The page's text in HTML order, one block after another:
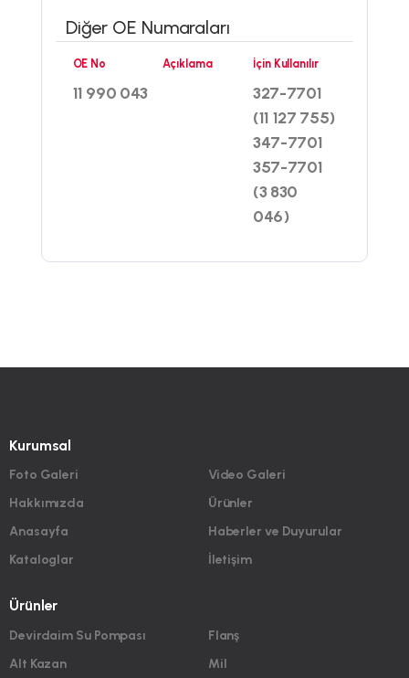
Diğer OE Numaraları
OE No
11 990 043
Açıklama İçin Kullanılır
327-7701
(11 127 755)
347-7701
357-7701
(3 830
046)
Kurumsal
Foto Galeri
Hakkımızda
Anasayfa
Kataloglar
Video Galeri
Ürünler
Haberler ve Duyurular
İletişim
Ürünler
Devirdaim Su Pompası
Alt Kazan
Flanş
Mil